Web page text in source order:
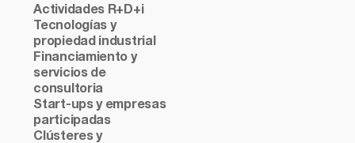
Actividades R+D+i
Tecnologías y
propiedad industrial
Financiamiento y
servicios de
consultoria
Start-ups y empresas
participadas
Clústeres y